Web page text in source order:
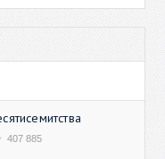
407 885